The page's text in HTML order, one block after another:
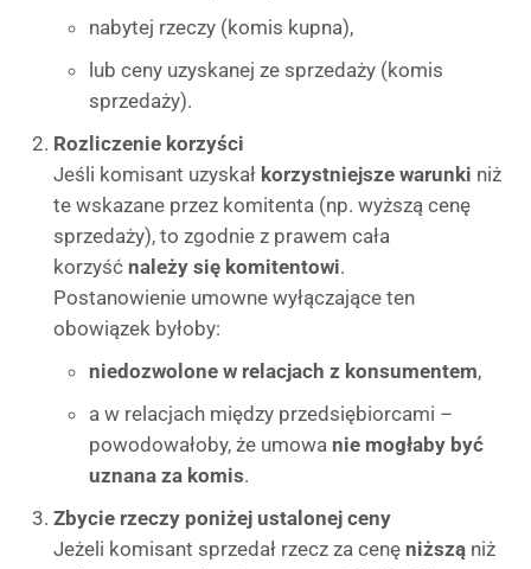
nabytej rzeczy (komis kupna),
lub ceny uzyskanej ze sprzedaży (komis
sprzedaży).
Rozliczenie korzyści
Jeśli komisant uzyskał korzystniejsze warunki niż
te wskazane przez komitenta (np. wyższą cenę
sprzedaży), to zgodnie z prawem cała
korzyść należy się komitentowi.
Postanowienie umowne wyłączające ten
obowiązek byłoby:
niedozwolone w relacjach z konsumentem,
a w relacjach między przedsiębiorcami –
powodowałoby, że umowa nie mogłaby być
uznana za komis.
Zbycie rzeczy poniżej ustalonej ceny
Jeżeli komisant sprzedał rzecz za cenę niższą niż